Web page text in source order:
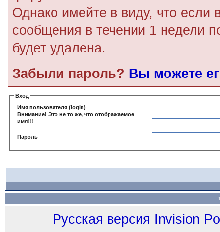
Однако имейте в виду, что если
сообщения в течении 1 недели
будет удалена.
Забыли пароль? Вы можете
Вход
Имя пользователя (login)
Внимание! Это не то же, что отображаемое
имя!!!
Пароль
Русская версия Invision